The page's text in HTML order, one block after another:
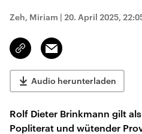
Zeh, Miriam | 20. April 2025,
Link
kopieren/teilen
Email
Audio herunterladen
Rolf Dieter Brinkmann gilt
Popliterat und wütender